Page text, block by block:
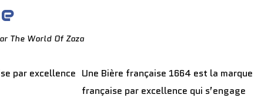
The World Of Zaza
Une Bière française 1664 est la marque
française par excellence qui s’engage